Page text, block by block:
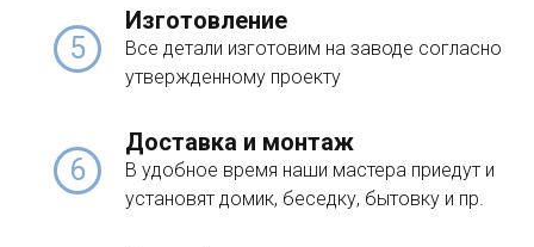
5
Изготовление
Все детали изготовим на заводе согласно
утвержденному проекту
6
Доставка и монтаж
В удобное время наши мастера приедут и
установят домик, беседку, бытовку и пр.